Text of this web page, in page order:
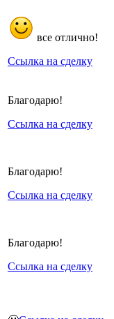
все отлично!
Ссылка на сделку
Благодарю!
Ссылка на сделку
Благодарю!
Ссылка на сделку
Благодарю!
Ссылка на сделку